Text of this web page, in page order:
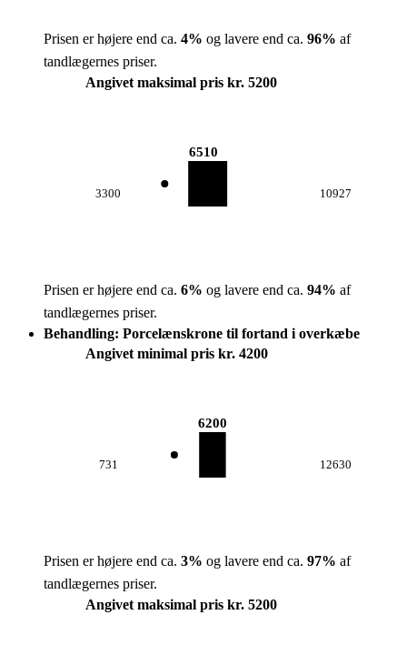
Prisen er højere end ca. 4% og lavere end ca. 96% af
tandlægernes priser.
Angivet maksimal pris kr. 5200
3300
6510
10927
Prisen er højere end ca. 6% og lavere end ca. 94% af
tandlægernes priser.
Behandling: Porcelænskrone til fortand i overkæbe
Angivet minimal pris kr. 4200
731
6200
12630
Prisen er højere end ca. 3% og lavere end ca. 97% af
tandlægernes priser.
Angivet maksimal pris kr. 5200